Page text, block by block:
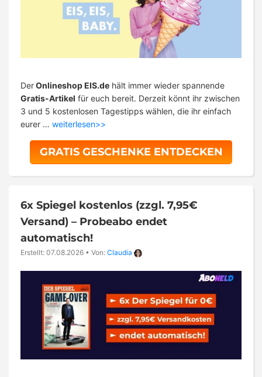
DerOnlineshop EIS.de hält immer wieder spannende
Gratis-Artikel für euch bereit. Derzeit könnt ihr zwischen
3 und 5 kostenlosen Tagestipps wählen, die ihr einfach
eurer … weiterlesen>>
GRATIS GESCHENKE ENTDECKEN
6x Spiegel kostenlos (zzgl. 7,95€
Versand) – Probeabo endet
automatisch!
Erstellt: 07.08.2026 • Von: Claudia